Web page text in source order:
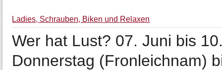
Ladies, Schrauben, Biken und Relaxen
Wer hat Lust? 07. Juni bis
Donnerstag (Fronleichnam)